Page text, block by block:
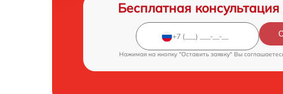
Бесплатная
Нажимая на кнопку "Оставить заявку" Вы